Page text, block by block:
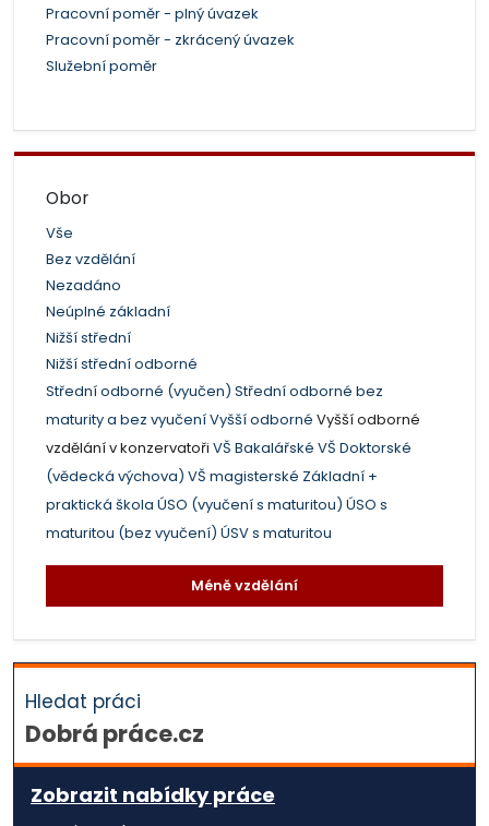
Pracovní poměr - plný úvazek
Pracovní poměr - zkrácený úvazek
Služební poměr
Obor
Vše
Bez vzdělání
Nezadáno
Neúplné základní
Nižší střední
Nižší střední odborné
Střední odborné (vyučen) Střední odborné bez
maturity a bez vyučeníVyšší odborné Vyšší odborné
vzdělání v konzervatoři VŠ Bakalářské VŠ Doktorské
(vědecká výchova) VŠ magisterské Základní +
praktická škola ÚSO (vyučení s maturitou) ÚSO s
maturitou (bez vyučení) ÚSV s maturitou
Méně vzdělání
Hledat práci
Dobrá práce.cz
Zobrazit nabídky práce